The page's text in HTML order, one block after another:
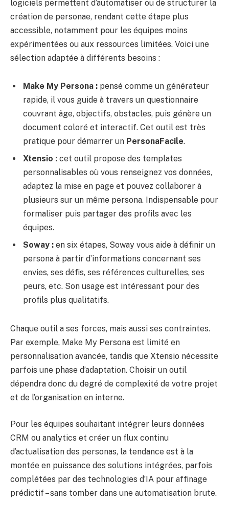
logiciels permettent d’automatiser ou de structurer la
création de personae, rendant cette étape plus
accessible, notamment pour les équipes moins
expérimentées ou aux ressources limitées. Voici une
sélection adaptée à différents besoins :
Make My Persona : pensé comme un générateur
rapide, il vous guide à travers un questionnaire
couvrant âge, objectifs, obstacles, puis génère un
document coloré et interactif. Cet outil est très
pratique pour démarrer un PersonaFacile.
Xtensio : cet outil propose des templates
personnalisables où vous renseignez vos données,
adaptez la mise en page et pouvez collaborer à
plusieurs sur un même persona. Indispensable pour
formaliser puis partager des profils avec les
équipes.
Soway : en six étapes, Soway vous aide à définir un
persona à partir d’informations concernant ses
envies, ses défis, ses références culturelles, ses
peurs, etc. Son usage est intéressant pour des
profils plus qualitatifs.
Chaque outil a ses forces, mais aussi ses contraintes.
Par exemple, Make My Persona est limité en
personnalisation avancée, tandis que Xtensio nécessite
parfois une phase d’adaptation. Choisir un outil
dépendra donc du degré de complexité de votre projet
et de l’organisation en interne.
Pour les équipes souhaitant intégrer leurs données
CRM ou analytics et créer un flux continu
d’actualisation des personas, la tendance est à la
montée en puissance des solutions intégrées, parfois
complétées par des technologies d’IA pour affinage
prédictif – sans tomber dans une automatisation brute.